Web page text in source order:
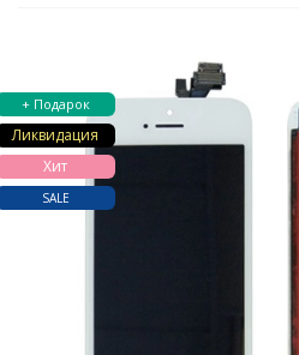
+ Подарок
Ликвидация
Хит
SALE